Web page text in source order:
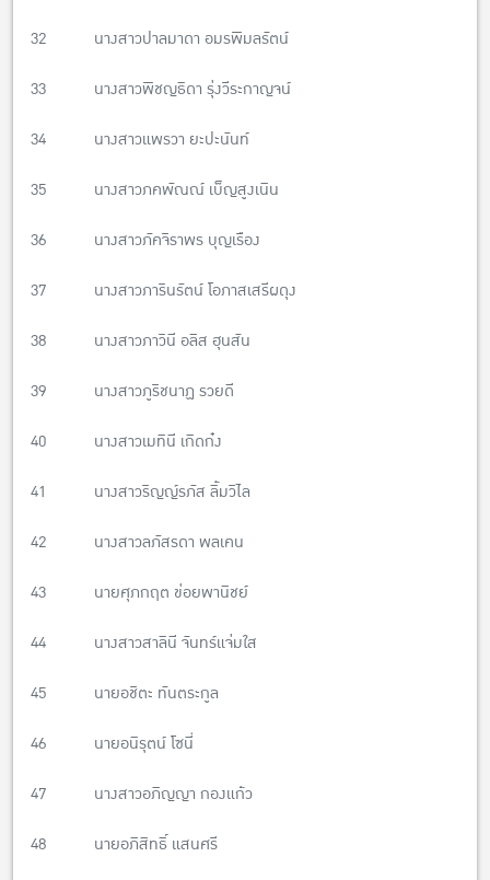
32 นางสาวปาลมาดา อมรพิมลรัตน์
33 นางสาวพิชญธิดา รุ่งวีระกาญจน์
34 นางสาวแพรวา ยะปะนันท์
35 นางสาวภคพัณณ์ เบ็ญสูงเนิน
36 นางสาวภัคจิราพร บุญเรือง
37 นางสาวภารินรัตน์ โอภาสเสรีผดุง
38 นางสาวภาวินี อลิส ฮุนสัน
39 นางสาวภูริชนาฏ รวยดี
40 นางสาวเมทินี เกิดก๋ง
41 นางสาวริญญ์รภัส ลิ้มวิไล
42 นางสาวลภัสรดา พลเคน
43 นายศุภกฤต ข่อยพานิชย์
44 นางสาวสาลินี จันทร์แจ่มใส
45 นายอชิตะ ทันตระกูล
46 นายอนิรุตน์ โซนี่
47 นางสาวอภิญญา กองแก้ว
48 นายอภิสิทธิ์ แสนศรี